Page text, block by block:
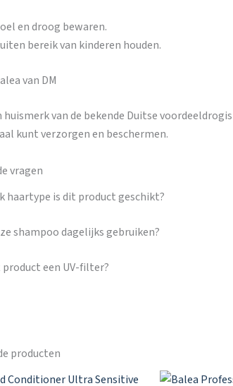
en droog bewaren.
bereik van kinderen houden.
van DM
huismerk van de bekende Duitse
kunt verzorgen en beschermen.
vragen
haartype is dit product geschikt?
shampoo dagelijks gebruiken?
een UV-filter?
producten